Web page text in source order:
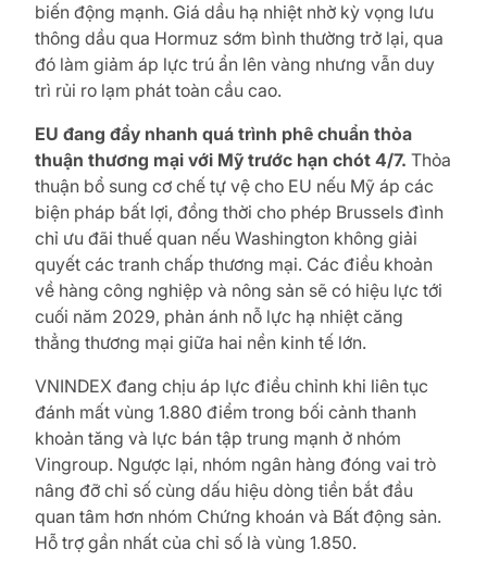
biến động mạnh. Giá dầu hạ nhiệt nhờ kỳ vọng lưu
thông dầu qua Hormuz sớm bình thường trở lại, qua
đó làm giảm áp lực trú ẩn lên vàng nhưng vẫn duy
trì rủi ro lạm phát toàn cầu cao.
EU đang đẩy nhanh quá trình phê chuẩn thỏa
thuận thương mại với Mỹ trước hạn chót 4/7. Thỏa
thuận bổ sung cơ chế tự vệ cho EU nếu Mỹ áp các
biện pháp bất lợi, đồng thời cho phép Brussels đình
chỉ ưu đãi thuế quan nếu Washington không giải
quyết các tranh chấp thương mại. Các điều khoản
về hàng công nghiệp và nông sản sẽ có hiệu lực tới
cuối năm 2029, phản ánh nỗ lực hạ nhiệt căng
thẳng thương mại giữa hai nền kinh tế lớn.
VNINDEX đang chịu áp lực điều chỉnh khi liên tục
đánh mất vùng 1.880 điểm trong bối cảnh thanh
khoản tăng và lực bán tập trung mạnh ở nhóm
Vingroup. Ngược lại, nhóm ngân hàng đóng vai trò
nâng đỡ chỉ số cùng dấu hiệu dòng tiền bắt đầu
quan tâm hơn nhóm Chứng khoán và Bất động sản.
Hỗ trợ gần nhất của chỉ số là vùng 1.850.